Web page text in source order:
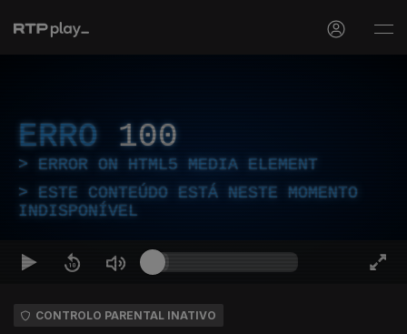
ERRO 100
ERROR ON HTML5 MEDIA ELEMENT
ESTE CONTEÚDO ESTÁ NESTE MOMENTO
INDISPONÍVEL
CONTROLO PARENTAL INATIVO